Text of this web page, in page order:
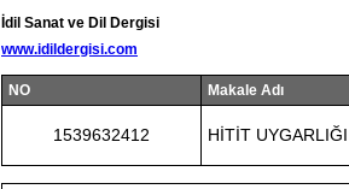
İdil Sanat ve Dil Dergisi
www.idildergisi.com
NO Makale Adı
1539632412 HİTİT